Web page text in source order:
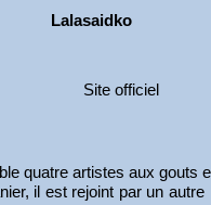
Lalasaidko
Site officiel
quatre artistes aux
il est rejoint par un